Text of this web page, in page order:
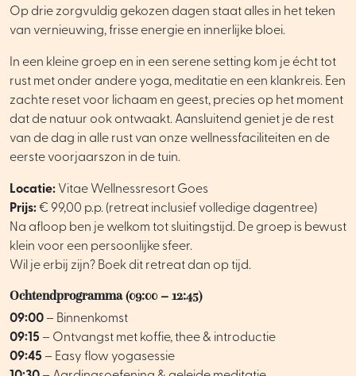
Op drie zorgvuldig gekozen dagen staat alles in het teken
van vernieuwing, frisse energie en innerlijke bloei.
In een kleine groep en in een serene setting kom je écht tot
rust met onder andere yoga, meditatie en een klankreis. Een
zachte reset voor lichaam en geest, precies op het moment
dat de natuur ook ontwaakt. Aansluitend geniet je de rest
van de dag in alle rust van onze wellnessfaciliteiten en de
eerste voorjaarszon in de tuin.
Locatie: Vitae Wellnessresort Goes
Prijs:€ 99,00 p.p. (retreat inclusief volledige dagentree)
Na afloop ben je welkom tot sluitingstijd. De groep is bewust
klein voor een persoonlijke sfeer.
Wil je erbij zijn? Boek dit retreat dan op tijd.
Ochtendprogramma (09:00 – 12:45)
09:00 – Binnenkomst
09:15 – Ontvangst met koffie, thee & introductie
09:45 – Easy flow yogasessie